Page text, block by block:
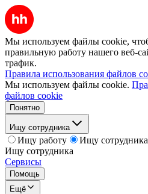
Мы используем файлы cookie,
правильную работу нашего веб-
трафик.
Правила использования файлов
Мы используем файлы cookie.
файлов cookie
Понятно
Ищу сотрудника
Ищу работу
Ищу сотрудника
Ищу сотрудника
Сервисы
Помощь
Ещё